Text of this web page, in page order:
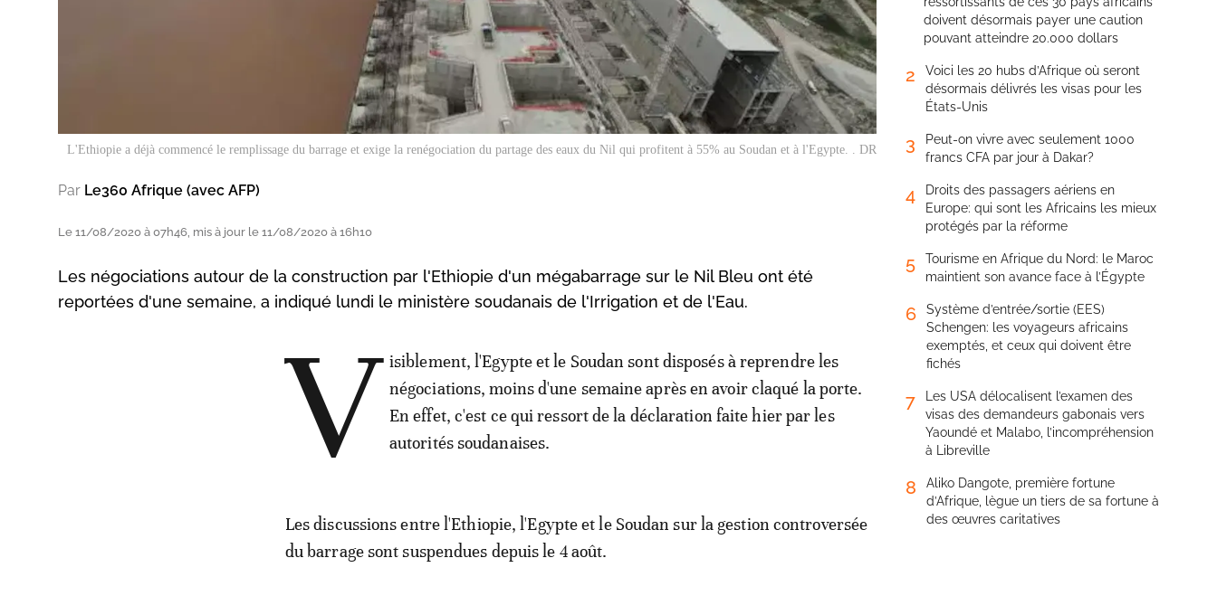
L'Ethiopie a déjà commencé le remplissage du barrage et exige la renégociation du partage des eaux du Nil qui profitent à 55% au Soudan et à l'Egypte. . DR
Par Le360 Afrique (avec AFP)
Le 11/08/2020 à 07h46, mis à jour le 11/08/2020 à 16h10
Les négociations autour de la construction par l'Ethiopie d'un mégabarrage sur le Nil Bleu ont été
reportées d'une semaine, a indiqué lundi le ministère soudanais de l'Irrigation et de l'Eau.
V isiblement, l'Egypte et le Soudan sont disposés à reprendre les
négociations, moins d'une semaine après en avoir claqué la porte.
En effet, c'est ce qui ressort de la déclaration faite hier par les
autorités soudanaises.
Les discussions entre l'Ethiopie, l'Egypte et le Soudan sur la gestion controversée
du barrage sont suspendues depuis le 4 août.
doivent désormais payer une caution
pouvant atteindre 20.000 dollars
2
Voici les 20 hubs d’Afrique où seront
désormais délivrés les visas pour les
États-Unis
3
Peut-on vivre avec seulement 1000
francs CFA par jour à Dakar?
4
Droits des passagers aériens en
Europe: qui sont les Africains les mieux
protégés par la réforme
5
Tourisme en Afrique du Nord: le Maroc
maintient son avance face à l’Égypte
6
Système d’entrée/sortie (EES)
Schengen: les voyageurs africains
exemptés, et ceux qui doivent être
fichés
7
Les USA délocalisent l’examen des
visas des demandeurs gabonais vers
Yaoundé et Malabo, l’incompréhension
à Libreville
8
Aliko Dangote, première fortune
d’Afrique, lègue un tiers de sa fortune à
des œuvres caritatives